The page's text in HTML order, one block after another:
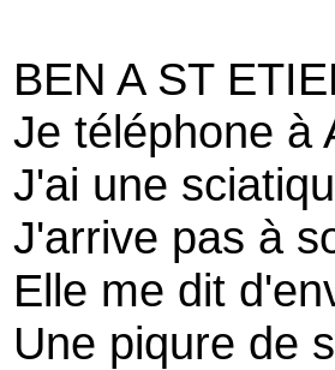
BEN A ST
Je téléphone à
J'ai une
J'arrive pas à
Elle me dit
Une piqure de